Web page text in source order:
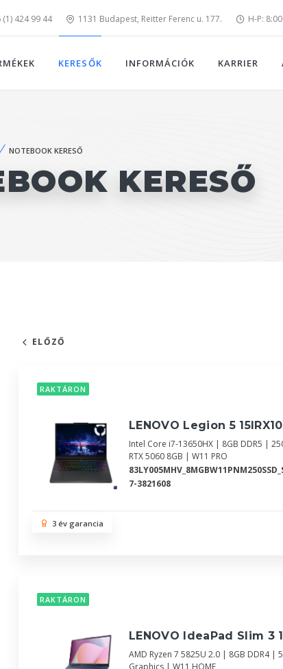
(1) 424 99 44 1131 Budapest, Reitter Ferenc u. 177. H-P:
KERESŐK INFORMÁCIÓK KARRIER
NOTEBOOK KERESŐ
KERESŐ
ELŐZŐ
RAKTÁRON
LENOVO Legion 5
Intel Core i7-13650HX | 8GB DDR5 |
RTX 5060 8GB | W11 PRO
7-3821608
3 év garancia
RAKTÁRON
LENOVO IdeaPad Slim 3
AMD Ryzen 7 5825U 2.0 | 8GB DDR4 |
Graphics | W11 HOME